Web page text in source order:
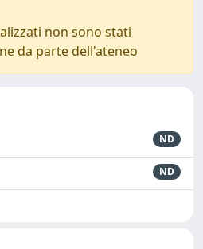
non sono stati
da parte dell'ateneo
ND
ND